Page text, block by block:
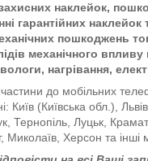
наклейок,
гарантійних
пошкоджень
механічного
нагрівання,
до мобільних
Київ (Київська обл.),
Тернопіль, Луцьк,
Миколаїв, Херсон та інші